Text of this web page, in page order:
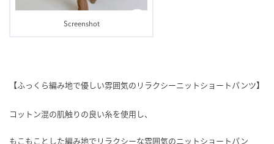
Screenshot
【ふっくら編み地で優しい雰囲気のリラクシーニットショートパンツ】
コットン混の肌触りの良い糸を使用し、
もこもことした編み地でリラクシーな雰囲気のニットショートパン